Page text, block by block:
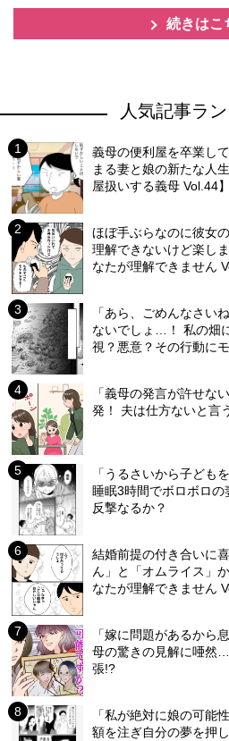
続きはこ
人気記事ラ
義母の便利屋を卒業し
まる妻と娘の新たな人
屋扱いする義母 Vol.44】
ほぼ手ぶらなのに彼女
理解できないけど楽し
なたが理解できません
「あら、ごめんなさい
ないでしょ…！ 私の畑
視？悪意？その行動に
「義母の発言が許せな
発！ 夫は仕方ないと言
「うるさいから子ども
睡眠3時間でボロボロ
反撃なるか？
結婚前提の付き合いに
ん」と「オムライス」
なたが理解できません
「嫁に問題があるから
母の驚きの見解に唖然
張!?
「私が絶対に娘の可能
額を注ぎ自分の夢を押